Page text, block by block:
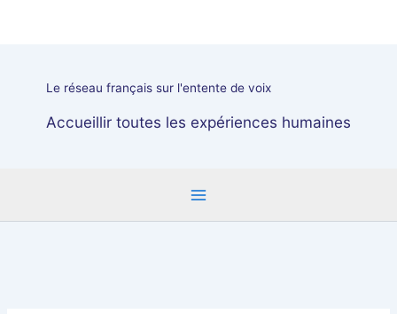
Le réseau français sur l'entente de voix
Accueillir toutes les expériences humaines